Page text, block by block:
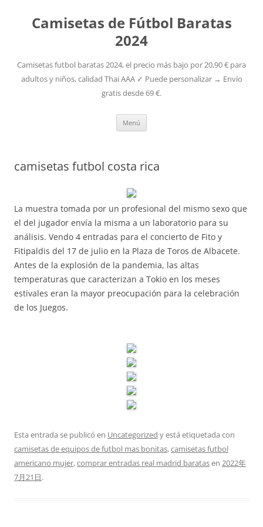
Camisetas de Fútbol Baratas
2024
Camisetas futbol baratas 2024, el precio más bajo por 20,90 € para
adultos y niños, calidad Thai AAA ✓ Puede personalizar → Envío
gratis desde 69 €.
Menú
camisetas futbol costa rica
La muestra tomada por un profesional del mismo sexo que
el del jugador envía la misma a un laboratorio para su
análisis. Vendo 4 entradas para el concierto de Fito y
Fitipaldis del 17 de julio en la Plaza de Toros de Albacete.
Antes de la explosión de la pandemia, las altas
temperaturas que caracterizan a Tokio en los meses
estivales eran la mayor preocupación para la celebración
de los Juegos.
Esta entrada se publicó en Uncategorized y está etiquetada con
camisetas de equipos de futbol mas bonitas,camisetas futbol
americano mujer,comprar entradas real madrid baratasen 2022年
7月21日.